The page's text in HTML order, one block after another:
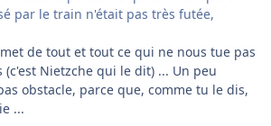
par le train n'était pas très futée,
de tout et tout ce qui ne nous tue pas
Nietzche qui le dit) ... Un peu
obstacle, parce que, comme tu le dis,
...